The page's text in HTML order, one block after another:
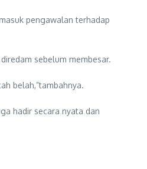
pengawalan terhadap
sebelum membesar.
belah,”tambahnya.
hadir secara nyata dan